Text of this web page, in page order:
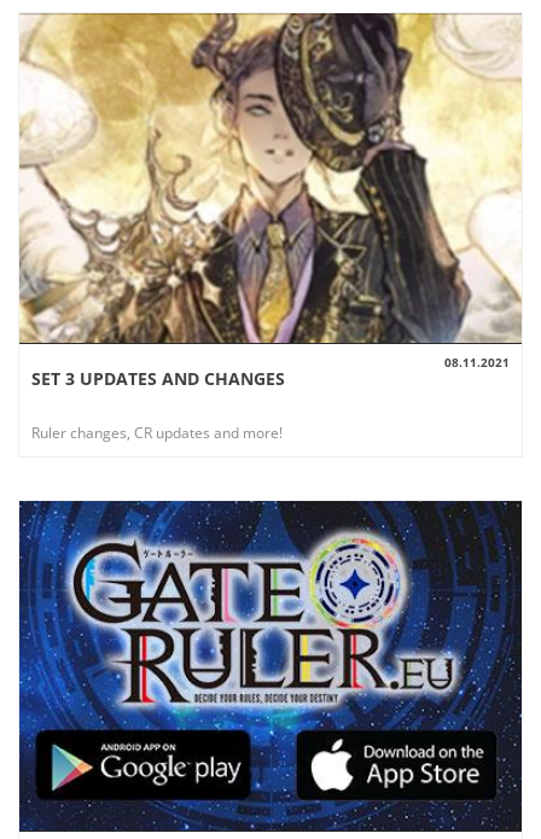
AUSSICHT
08.11.2021
SET 3 UPDATES AND CHANGES
Ruler changes, CR updates and more!